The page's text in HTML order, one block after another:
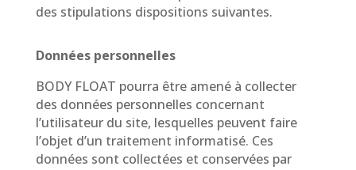
des stipulations dispositions suivantes.
Données personnelles
BODY FLOAT pourra être amené à collecter
des données personnelles concernant
l’utilisateur du site, lesquelles peuvent faire
l’objet d’un traitement informatisé. Ces
données sont collectées et conservées par